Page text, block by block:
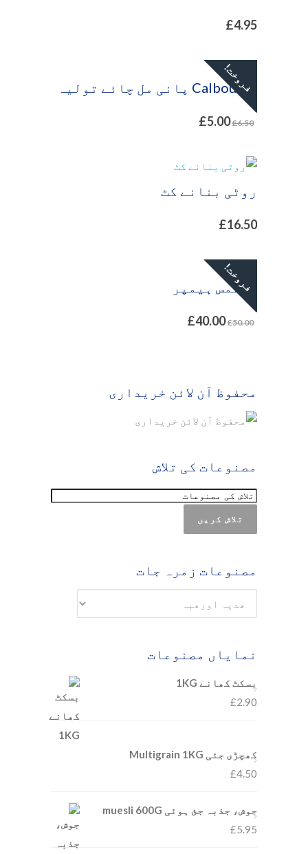
£4.95
فروخت!
Calbourne پانی مل چائے تولیہ
£6.50
£5.00
روٹی بنانے کٹ
£16.50
فروخت!
کرسمس ہیمپر
£50.00
£40.00
محفوظ آن لائن خریداری
مصنوعات کی تلاش
تلاش کریں
مصنوعات زمرہ جات
نمایاں مصنوعات
بسکٹ کھانے 1KG
£2.90
کھچڑی جئی Multigrain 1KG
£4.50
جوش، جذبہ جئ ہوئی muesli 600G
£5.95